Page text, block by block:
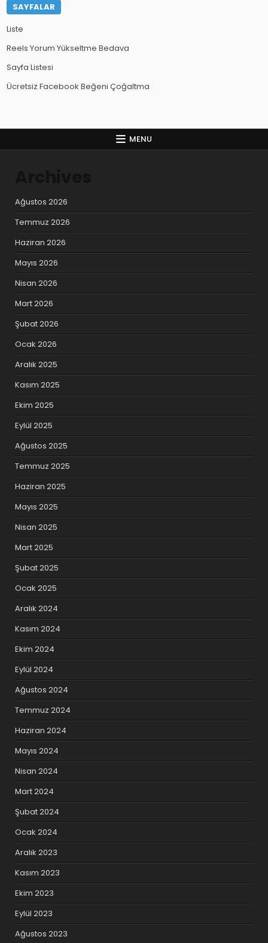
SAYFALAR
Liste
Reels Yorum Yükseltme Bedava
Sayfa Listesi
Ücretsiz Facebook Beğeni Çoğaltma
MENU
Ağustos 2026
Temmuz 2026
Haziran 2026
Mayıs 2026
Nisan 2026
Mart 2026
Şubat 2026
Ocak 2026
Aralık 2025
Kasım 2025
Ekim 2025
Eylül 2025
Ağustos 2025
Temmuz 2025
Haziran 2025
Mayıs 2025
Nisan 2025
Mart 2025
Şubat 2025
Ocak 2025
Aralık 2024
Kasım 2024
Ekim 2024
Eylül 2024
Ağustos 2024
Temmuz 2024
Haziran 2024
Mayıs 2024
Nisan 2024
Mart 2024
Şubat 2024
Ocak 2024
Aralık 2023
Kasım 2023
Ekim 2023
Eylül 2023
Ağustos 2023